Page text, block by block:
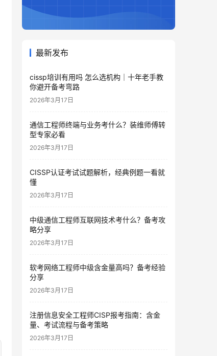
最新发布
cissp培训有用吗 怎么选机构｜十年老手教
你避开备考弯路
2026年3月17日
通信工程师终端与业务考什么？装维师傅转
型专家必看
2026年3月17日
CISSP认证考试试题解析，经典例题一看就
懂
2026年3月17日
中级通信工程师互联网技术考什么？备考攻
略分享
2026年3月17日
软考网络工程师中级含金量高吗？备考经验
分享
2026年3月17日
注册信息安全工程师CISP报考指南：含金
量、考试流程与备考策略
2026年3月17日